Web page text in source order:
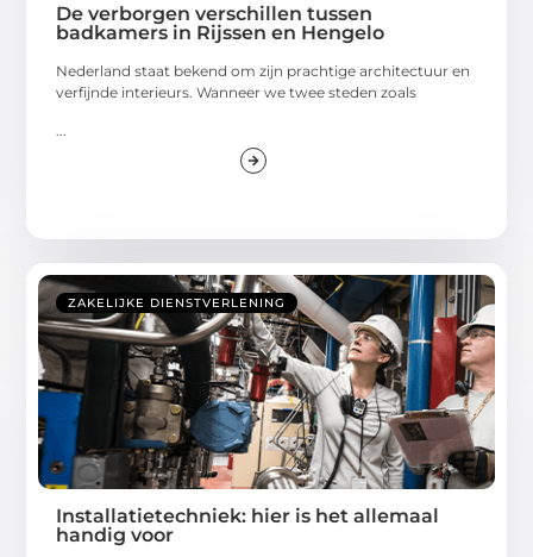
De verborgen verschillen tussen
badkamers in Rijssen en Hengelo
Nederland staat bekend om zijn prachtige architectuur en
verfijnde interieurs. Wanneer we twee steden zoals
...
ZAKELIJKE DIENSTVERLENING
Installatietechniek: hier is het allemaal
handig voor